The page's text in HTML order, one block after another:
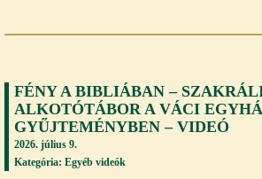
FÉNY A BIBLIÁBAN –
ALKOTÓTÁBOR A VÁCI
GYŰJTEMÉNYBEN – VIDEÓ
2026. július 9.
Kategória: Egyéb videók